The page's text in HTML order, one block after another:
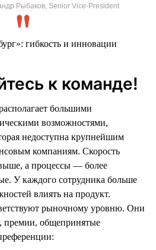
Рыбаков, Senior Vice-President
к команде!
большими
возможностями,
недоступна крупнейшим
компаниям. Скорость
а процессы — более
У каждого сотрудника больше
влиять на продукт.
рыночному уровню. Они
премии, общепринятые